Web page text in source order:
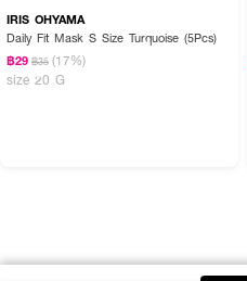
IRIS OHYAMA
Daily Fit Mask S Size Turquoise (5Pcs)
฿29 ฿35 (17%)
size 20 G